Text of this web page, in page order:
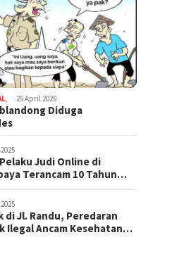
25 April 2025
Diduga
Judi Online di
Terancam 10 Tahun
di Jl. Randu, Peredaran
Ilegal Ancam Kesehatan